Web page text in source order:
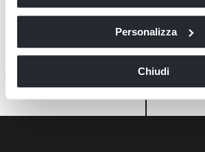
La chiusura di questo banner
impostazioni di default e dunque la
tracciamento diversi da quelli tecnici.
Personalizza
Chiudi
Request info